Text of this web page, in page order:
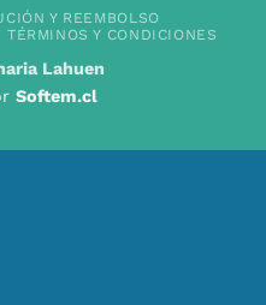
Y REEMBOLSO
TÉRMINOS Y CONDICIONES
Lahuen
Softem.cl